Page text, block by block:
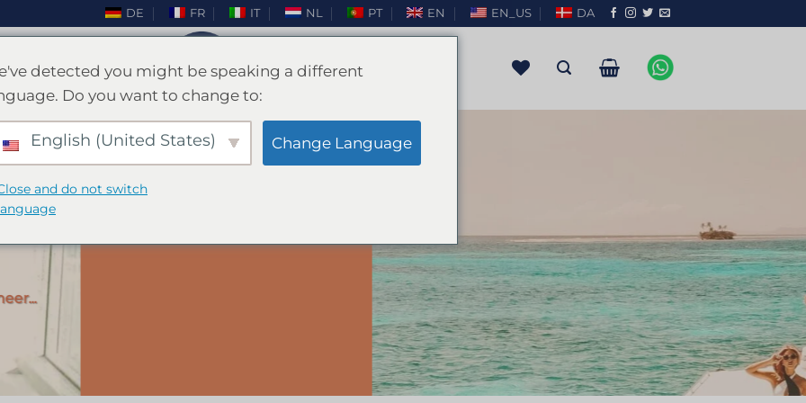
DE FR IT NL PT EN EN_US DA
VRIJGEZELLENFEEST VALENCIA
en maak plezier
BOOTFEESTEN, ACCOMMODATIE, MUZIEK EN NOG VEEL MEER!
detected you might be speaking a different
Do you want to change to:
English (United States) Change Language
and do not switch